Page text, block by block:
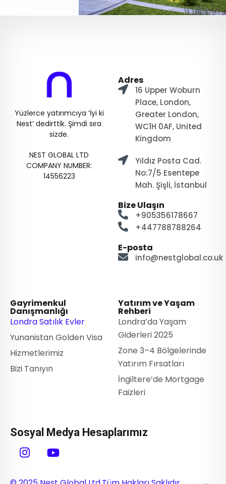
Yüzlerce yatırımcıya ‘İyi ki
Nest’ dedirttik. Şimdi sıra
sizde.
NEST GLOBAL LTD
COMPANY NUMBER:
14556223
Adres
16 Upper Woburn
Place, London,
Greater London,
WC1H 0AF, United
Kingdom
Yıldız Posta Cad.
No:7/5 Esentepe
Mah. Şişli, İstanbul
Bize Ulaşın
+905356178667
+447788788264
E-posta
info@nestglobal.co.uk
Gayrimenkul
Danışmanlığı
Londra Satılık Evler
Yunanistan Golden Visa
Hizmetlerimiz
Bizi Tanıyın
Yatırım ve Yaşam
Rehberi
Londra’da Yaşam
Giderleri 2025
Zone 3–4 Bölgelerinde
Yatırım Fırsatları
İngiltere’de Mortgage
Faizleri
Sosyal Medya Hesaplarımız